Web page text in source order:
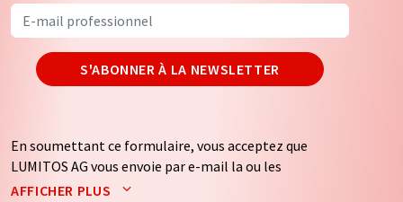
S'ABONNER À LA NEWSLETTER
En soumettant ce formulaire, vous acceptez que
LUMITOS AG vous envoie par e-mail la ou les
newsletters sélectionnées ci-dessus. Vos données ne
AFFICHER PLUS